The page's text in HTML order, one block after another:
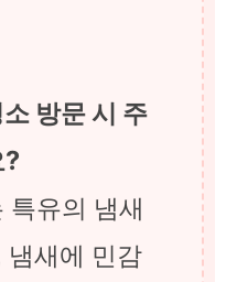
방문 시 주
유의 냄새
냄새에 민감